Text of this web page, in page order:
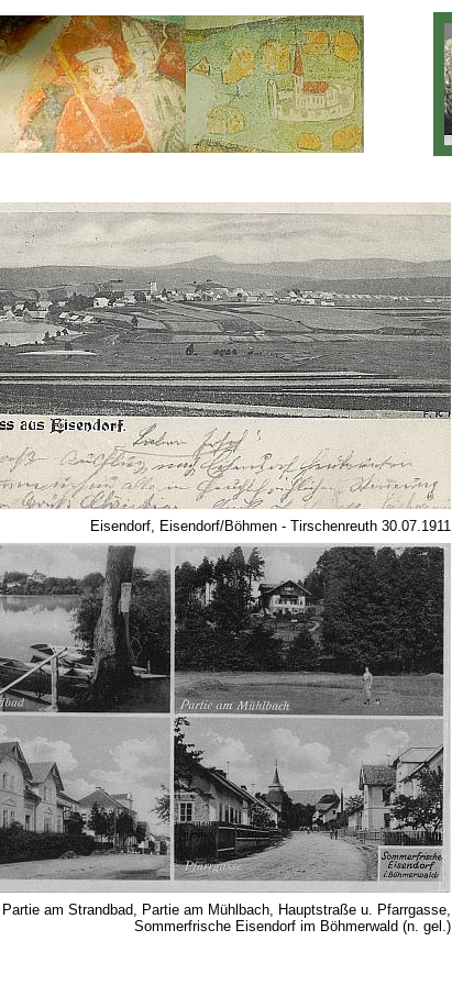
Eisendorf, Eisendorf/Böhmen - Tirschenreuth 30.07.1911
Partie am Strandbad, Partie am Mühlbach, Hauptstraße u. Pfarrgasse,
Sommerfrische Eisendorf im Böhmerwald (n. gel.)